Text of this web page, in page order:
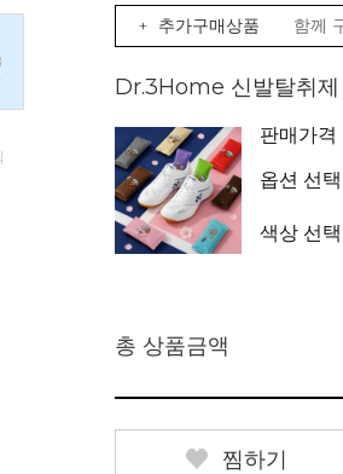
+ 추가구매상품 함께
Dr.3Home 신발탈취
판매가격
옵션 선택
색상 선택
총 상품금액
찜하기